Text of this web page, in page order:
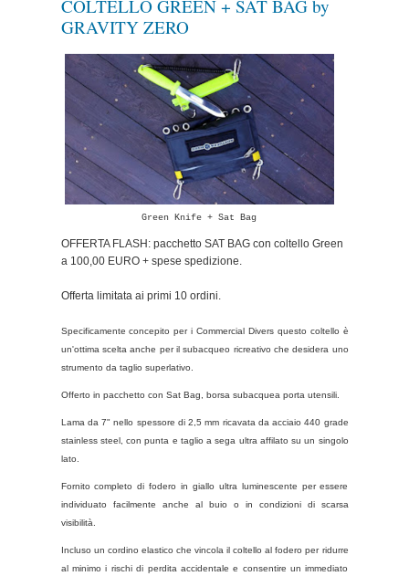
COLTELLO GREEN + SAT BAG by
GRAVITY ZERO
14 settembre
No Comment
Green Knife + Sat Bag
OFFERTA FLASH: pacchetto SAT BAG con coltello Green
a 100,00 EURO + spese spedizione.
Offerta limitata ai primi 10 ordini.
Specificamente concepito per i Commercial Divers questo coltello è
un'ottima scelta anche per il subacqueo ricreativo che desidera uno
strumento da taglio superlativo.
Offerto in pacchetto con Sat Bag, borsa subacquea porta utensili.
Lama da 7" nello spessore di 2,5 mm ricavata da acciaio 440 grade
stainless steel, con punta e taglio a sega ultra affilato su un singolo
lato.
Fornito completo di fodero in giallo ultra luminescente per essere
individuato facilmente anche al buio o in condizioni di scarsa
visibilità.
Incluso un cordino elastico che vincola il coltello al fodero per ridurre
al minimo i rischi di perdita accidentale e consentire un immediato